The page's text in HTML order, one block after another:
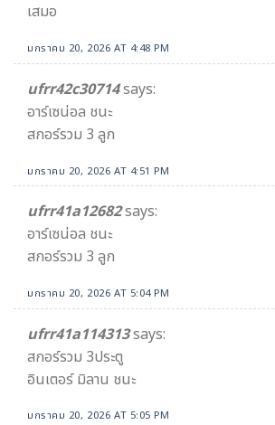
เสมอ
มกราคม 20, 2026 AT 4:48 PM
ufrr42c30714says:
อาร์เซน่อล ชนะ
สกอร์รวม 3 ลูก
มกราคม 20, 2026 AT 4:51 PM
ufrr41a12682says:
อาร์เซน่อล ชนะ
สกอร์รวม 3 ลูก
มกราคม 20, 2026 AT 5:04 PM
ufrr41a114313says:
สกอร์รวม 3ประตู
อินเตอร์ มิลาน ชนะ
มกราคม 20, 2026 AT 5:05 PM